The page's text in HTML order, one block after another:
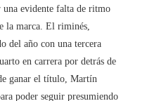
una evidente falta de ritmo
la marca. El riminés,
del año con una tercera
en carrera por detrás de
ganar el título, Martín
poder seguir presumiendo